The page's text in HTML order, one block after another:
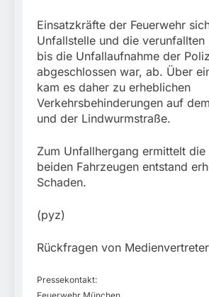
Einsatzkräfte der Feuerwehr
Unfallstelle und die verunfallten
bis die Unfallaufnahme der
abgeschlossen war, ab. Über
kam es daher zu erheblichen
Verkehrsbehinderungen auf
und der Lindwurmstraße.
Zum Unfallhergang ermittelt
beiden Fahrzeugen entstand
Schaden.
(pyz)
Rückfragen von
Pressekontakt: